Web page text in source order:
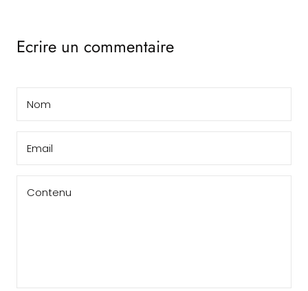
Ecrire un commentaire